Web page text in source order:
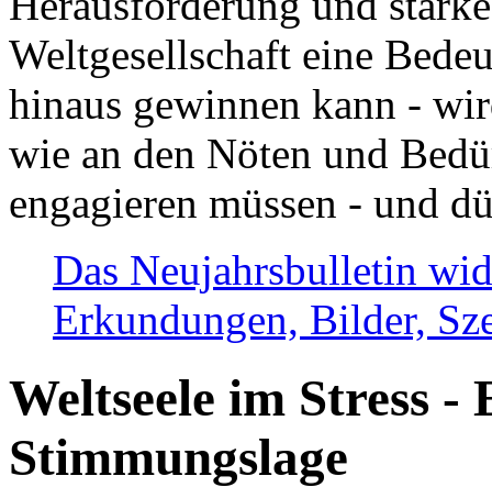
Weltgesellschaft eine
hinaus gewinnen kann -
wie an den Nöten und
engagieren müssen - und
Das Neujahrsbulletin
Erkundungen, Bilder,
Weltseele im Stress -
Stimmungslage